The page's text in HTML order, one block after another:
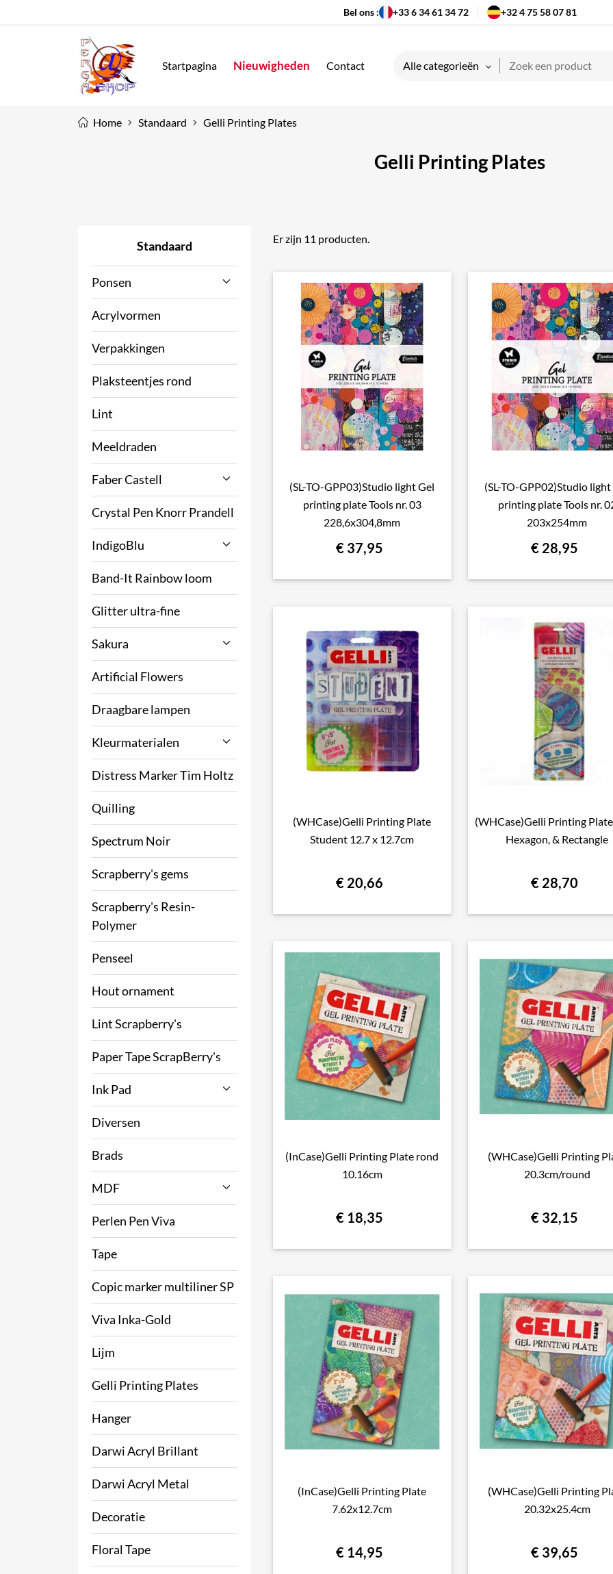
Bel ons : +33 6 34 61 34 72 +32 4 75 58 07 81
Startpagina Nieuwigheden Contact Alle categorieën
Home Standaard Gelli Printing Plates
Gelli Printing Plates
Standaard
Ponsen
Acrylvormen
Verpakkingen
Plaksteentjes rond
Lint
Meeldraden
Faber Castell
Crystal Pen Knorr Prandell
IndigoBlu
Band-It Rainbow loom
Glitter ultra-fine
Sakura
Artificial Flowers
Draagbare lampen
Kleurmaterialen
Distress Marker Tim Holtz
Quilling
Spectrum Noir
Scrapberry's gems
Scrapberry's Resin-
Polymer
Penseel
Hout ornament
Lint Scrapberry's
Paper Tape ScrapBerry's
Ink Pad
Diversen
Brads
MDF
Perlen Pen Viva
Tape
Copic marker multiliner SP
Viva Inka-Gold
Lijm
Gelli Printing Plates
Hanger
Darwi Acryl Brillant
Darwi Acryl Metal
Decoratie
Floral Tape
Er zijn 11 producten.
 Snel bekijken
(SL-TO-GPP03)Studio light Gel
printing plate Tools nr. 03
228,6x304,8mm
€ 37,95
 Snel bekijken
(SL-TO-GPP02)Studio
printing plate Tools nr.
203x254mm
€ 28,95
 Snel bekijken
(WHCase)Gelli Printing Plate
Student 12.7 x 12.7cm
€ 20,66
 Snel bekijken
(WHCase)Gelli Printing
Hexagon, & Rectangle
€ 28,70
 Snel bekijken
(InCase)Gelli Printing Plate rond
10.16cm
€ 18,35
 Snel bekijken
(WHCase)Gelli Printing
20.3cm/round
€ 32,15
 Snel bekijken
(InCase)Gelli Printing Plate
7.62x12.7cm
€ 14,95
 Snel bekijken
(WHCase)Gelli Printing
20.32x25.4cm
€ 39,65